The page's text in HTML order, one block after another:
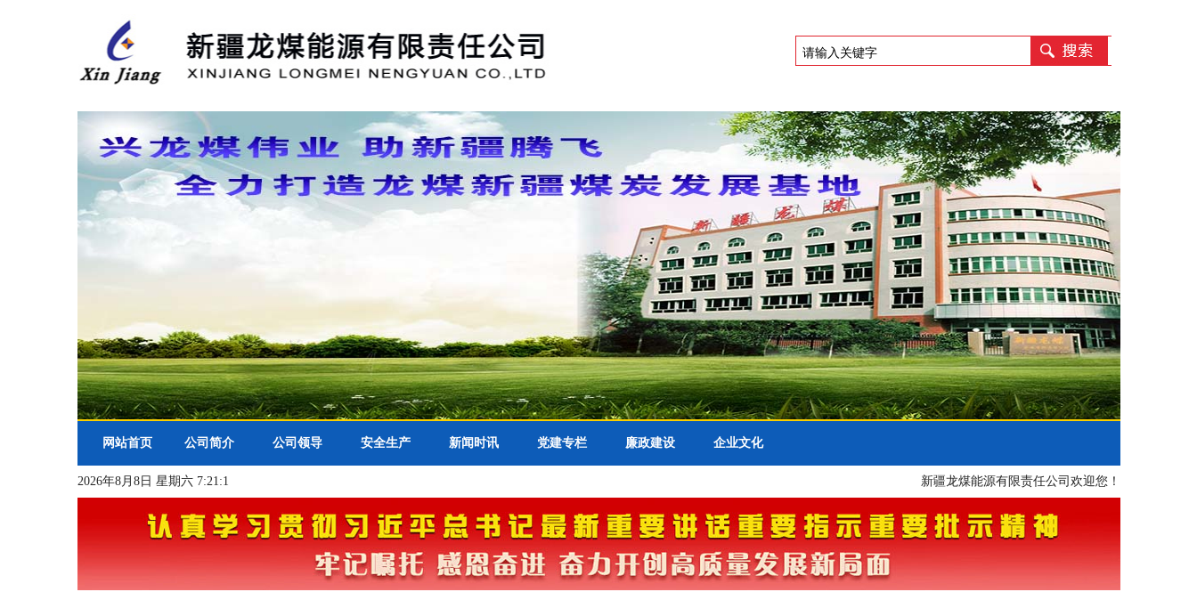
网站首页 公司简介 公司领导 安全生产 新闻时讯 党建专栏 廉政建设 企业文化
2026年8月8日 星期六 7:21:2 新疆龙煤能源有限责任公司欢迎您！